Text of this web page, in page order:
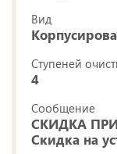
Вид
Ступеней
4
Сообщение
СКИДКА
Скидка на